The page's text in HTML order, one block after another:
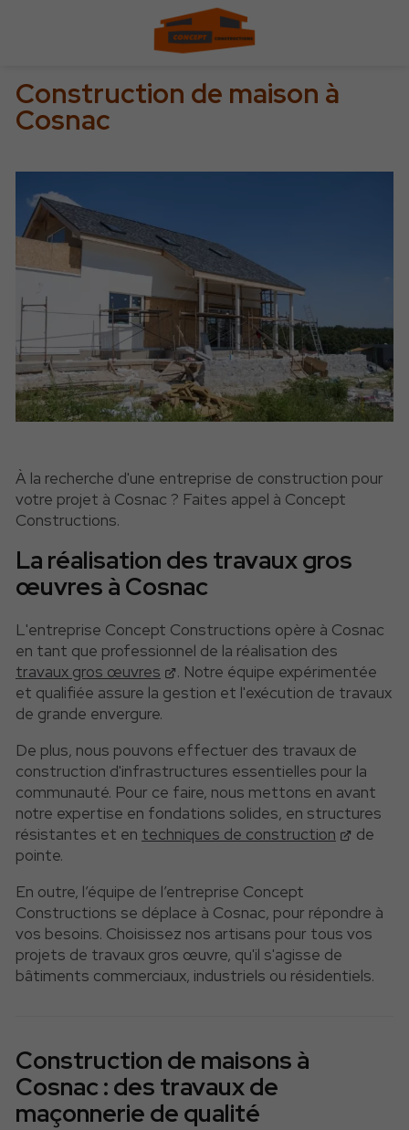
Construction de maison à
Cosnac
À la recherche d'une entreprise de construction pour
votre projet à Cosnac ? Faites appel à Concept
Constructions.
La réalisation des travaux gros
œuvres à Cosnac
L'entreprise Concept Constructions opère à Cosnac
en tant que professionnel de la réalisation des
travaux gros œuvres
. Notre équipe expérimentée
et qualifiée assure la gestion et l'exécution de travaux
de grande envergure.
De plus, nous pouvons effectuer des travaux de
construction d'infrastructures essentielles pour la
communauté. Pour ce faire, nous mettons en avant
notre expertise en fondations solides, en structures
résistantes et en techniques de construction
de
pointe.
En outre, l’équipe de l’entreprise Concept
Constructions se déplace à Cosnac, pour répondre à
vos besoins. Choisissez nos artisans pour tous vos
projets de travaux gros œuvre, qu'il s'agisse de
bâtiments commerciaux, industriels ou résidentiels.
Construction de maisons à
Cosnac : des travaux de
maçonnerie de qualité